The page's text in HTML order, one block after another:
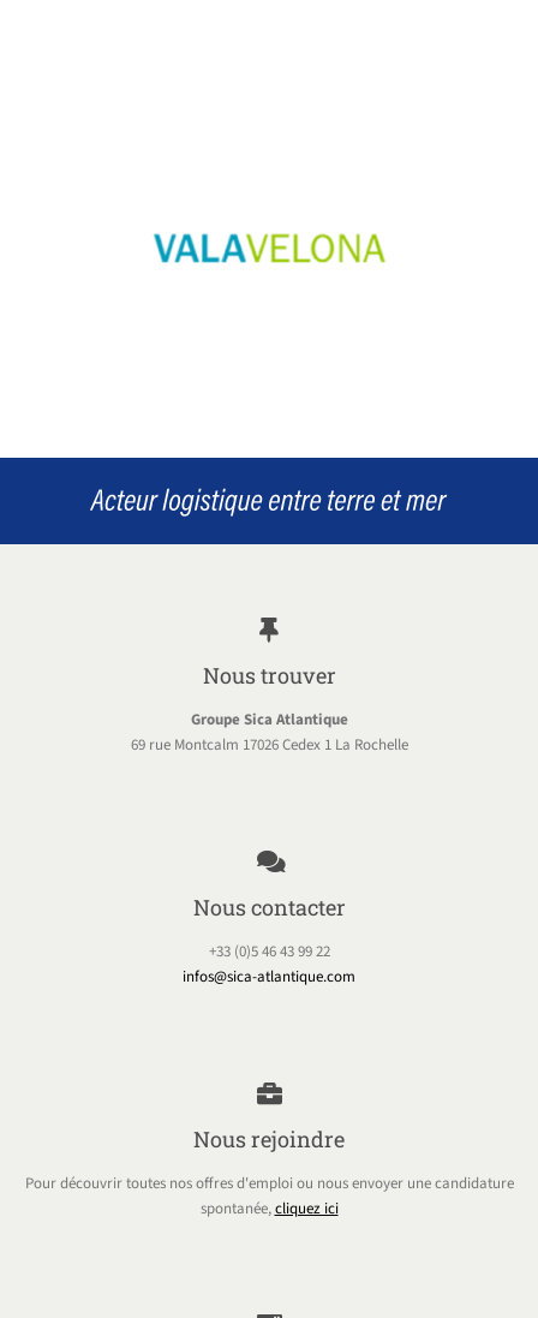
Nous trouver
Groupe Sica Atlantique
69 rue Montcalm 17026 Cedex 1 La Rochelle
Nous contacter
+33 (0)5 46 43 99 22
infos@sica-atlantique.com
Nous rejoindre
Pour découvrir toutes nos offres d'emploi ou nous envoyer une candidature
spontanée,cliquez ici